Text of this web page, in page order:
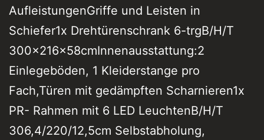
AufleistungenGriffe und Leisten in
Schiefer1x Drehtürenschrank 6-trgB/H/T
300x216x58cmInnenausstattung:2
Einlegeböden, 1 Kleiderstange pro
Fach,Türen mit gedämpften Scharnieren1x
PR- Rahmen mit 6 LED LeuchtenB/H/T
306,4/220/12,5cm Selbstabholung,